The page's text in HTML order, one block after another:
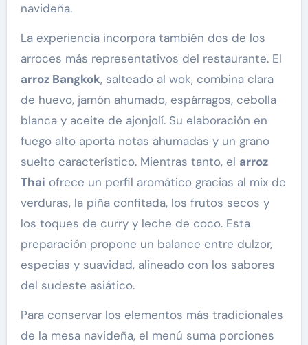
navideña.
La experiencia incorpora también dos de los
arroces más representativos del restaurante. El
arroz Bangkok, salteado al wok, combina clara
de huevo, jamón ahumado, espárragos, cebolla
blanca y aceite de ajonjolí. Su elaboración en
fuego alto aporta notas ahumadas y un grano
suelto característico. Mientras tanto, el arroz
Thai ofrece un perfil aromático gracias al mix de
verduras, la piña confitada, los frutos secos y
los toques de curry y leche de coco. Esta
preparación propone un balance entre dulzor,
especias y suavidad, alineado con los sabores
del sudeste asiático.
Para conservar los elementos más tradicionales
de la mesa navideña, el menú suma porciones